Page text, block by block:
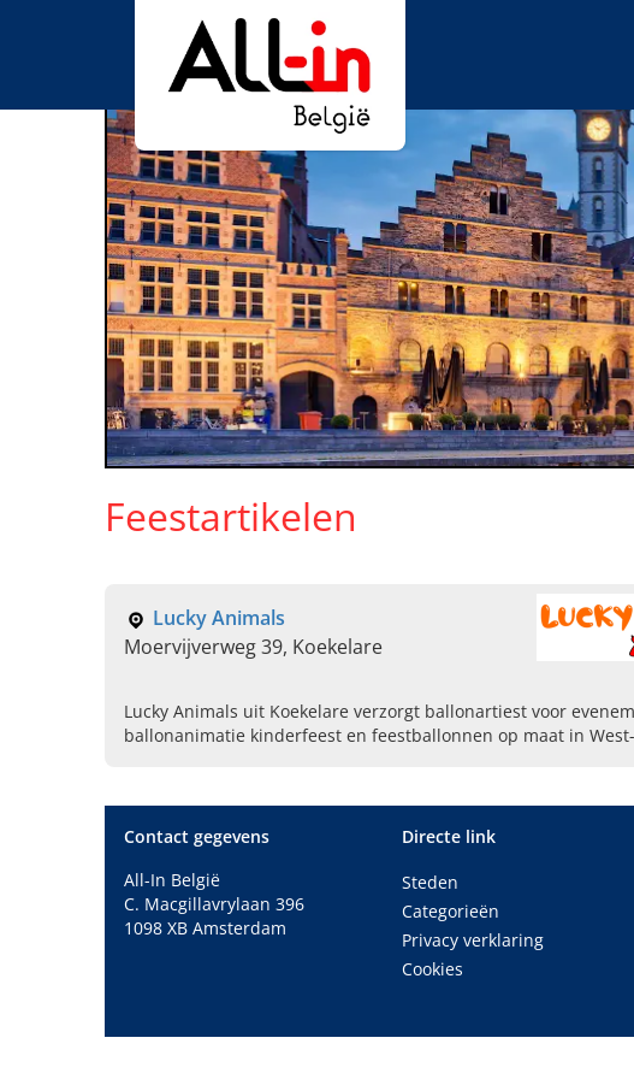
Feestartikelen
Lucky Animals
Moervijverweg 39, Koekelare
Lucky Animals uit Koekelare verzorgt ballonartiest voor
ballonanimatie kinderfeest en feestballonnen op maat in
Contact gegevens
All-In België
C. Macgillavrylaan 396
1098 XB Amsterdam
Directe link
Steden
Categorieën
Privacy verklaring
Cookies